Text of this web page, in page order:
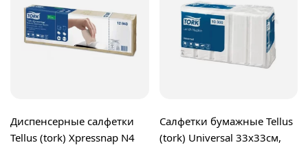
Диспенсерные салфетки
Tellus (tork) Xpressnap N4
Салфетки бумажные Tellus
(tork) Universal 33х33см,